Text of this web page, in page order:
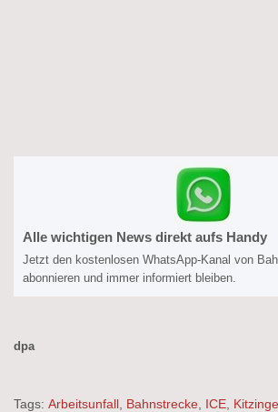
Alle wichtigen News direkt aufs Handy
Jetzt den kostenlosen WhatsApp-Kanal von
abonnieren und immer informiert bleiben.
dpa
Tags: Arbeitsunfall Bahnstrecke ICE